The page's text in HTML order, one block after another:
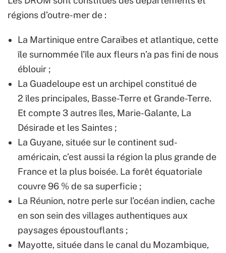
régions d’outre-mer de :
La Martinique entre Caraïbes et atlantique, cette
île surnommée l’île aux fleurs n’a pas fini de nous
éblouir ;
La Guadeloupe est un archipel constitué de
2 îles principales, Basse-Terre et Grande-Terre.
Et compte 3 autres îles, Marie-Galante, La
Désirade et les Saintes ;
La Guyane, située sur le continent sud-
américain, c’est aussi la région la plus grande de
France et la plus boisée. La forêt équatoriale
couvre 96 % de sa superficie ;
La Réunion, notre perle sur l’océan indien, cache
en son sein des villages authentiques aux
paysages époustouflants ;
Mayotte, située dans le canal du Mozambique,